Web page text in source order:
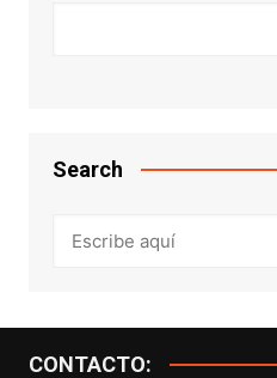
Search
CONTACTO: